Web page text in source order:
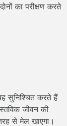
का परीक्षण करते
सुनिश्चित करते हैं
जीवन की
से मेल खाएगा।